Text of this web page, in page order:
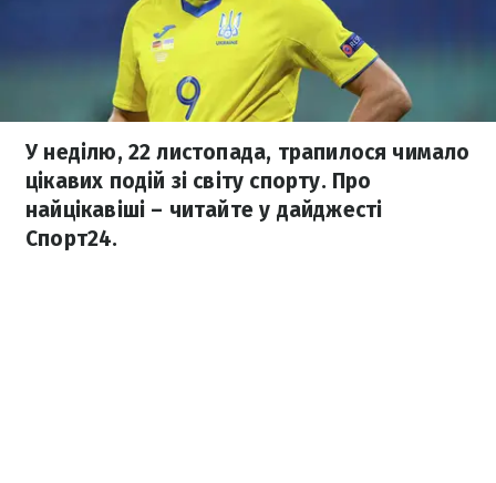
У неділю, 22 листопада, трапилося чимало
цікавих подій зі світу спорту. Про
найцікавіші – читайте у дайджесті
Спорт24.